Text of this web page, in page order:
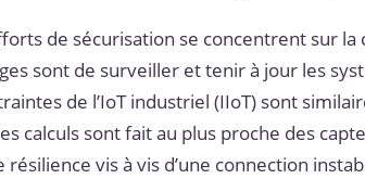
de sécurisation se concentrent sur la
sont de surveiller et tenir à jour les
de l’IoT industriel (IIoT) sont
calculs sont fait au plus proche des
vis à vis d’une connection